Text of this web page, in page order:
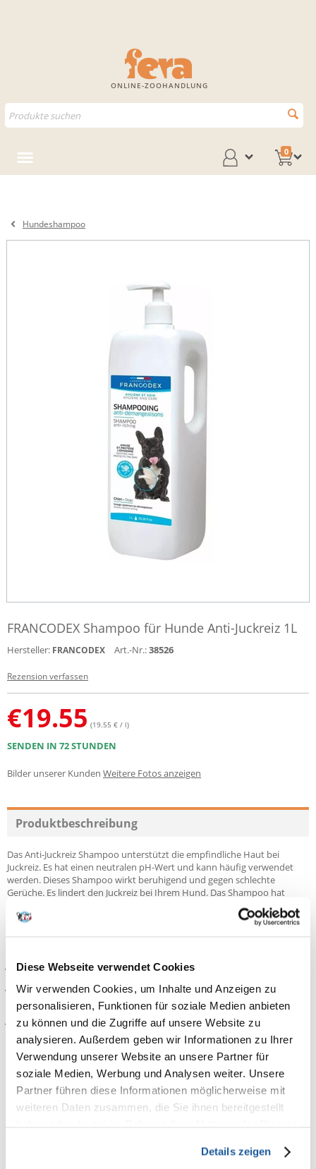
Diese Webseite verwendet Cookies
Wir verwenden Cookies, um Inhalte und Anzeigen zu
personalisieren, Funktionen für soziale Medien anbieten
zu können und die Zugriffe auf unsere Website zu
analysieren. Außerdem geben wir Informationen zu Ihrer
Verwendung unserer Website an unsere Partner für
soziale Medien, Werbung und Analysen weiter. Unsere
Partner führen diese Informationen möglicherweise mit
weiteren Daten zusammen, die Sie ihnen bereitgestellt
Details zeigen
ONLINE-ZOOHANDLUNG
0
Hundeshampoo
FRANCODEX Shampoo für Hunde Anti-Juckreiz 1L
Hersteller: FRANCODEX Art.-Nr.:38526
Rezension verfassen
€19.55 (19.55 € / l)
SENDEN IN 72 STUNDEN
Bilder unserer Kunden Weitere Fotos anzeigen
Produktbeschreibung
Das Anti-Juckreiz Shampoo unterstützt die empfindliche Haut bei
Juckreiz. Es hat einen neutralen pH-Wert und kann häufig verwendet
werden. Dieses Shampoo wirkt beruhigend und gegen schlechte
Gerüche. Es lindert den Juckreiz bei Ihrem Hund. Das Shampoo hat
einen neutralen pH-Wert und eignet sich für sensible Haut.
Das Produkt
ist für den häufigen Gebrauch geeignet.
·
beruhigende Wirkung durch Süßholz- und Blasentang-Extrakte
·
geruchshemmender Effekt durch die Neutralisierung unangenehmer
Gerüche
·
schützende Eigenschaften durch Chitosan
Vor Gebrauch gut schütteln. Feuchten Sie das Fell zunächst gut an und
bringen dann eine kleine Menge Shampoo auf. Anschließend verteilen
Sie das Shampoo im Fell und massieren es gut ein. Lassen Sie das
Shampoo einige Minuten einwirken. Danach spülen Sie das Fell
gründlich aus und waschen es erneut. Nach dem Ausspülen abtrocknen.